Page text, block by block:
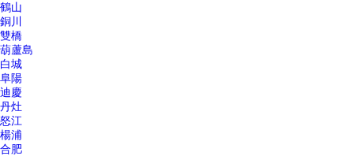
鶴山
銅川
雙橋
葫蘆島
白城
阜陽
迪慶
丹灶
怒江
楊浦
合肥